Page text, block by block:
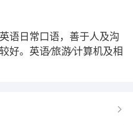
语日常口语，善于人及沟
好。英语∕旅游∕计算机及相